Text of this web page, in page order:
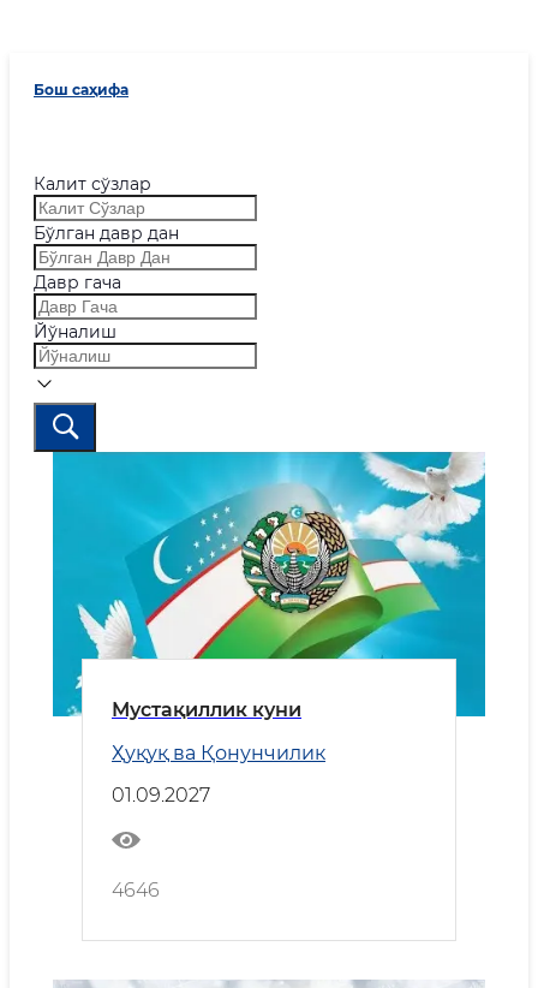
Бош саҳифа
Калит сўзлар
Бўлган давр дан
Давр гача
Йўналиш
Мустақиллик куни
Ҳуқуқ ва Қонунчилик
01.09.2027
4646